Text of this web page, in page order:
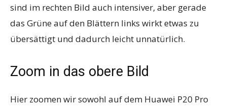
sind im rechten Bild auch intensiver, aber gerade
das Grüne auf den Blättern links wirkt etwas zu
übersättigt und dadurch leicht unnatürlich.
Zoom in das obere Bild
Hier zoomen wir sowohl auf dem Huawei P20 Pro